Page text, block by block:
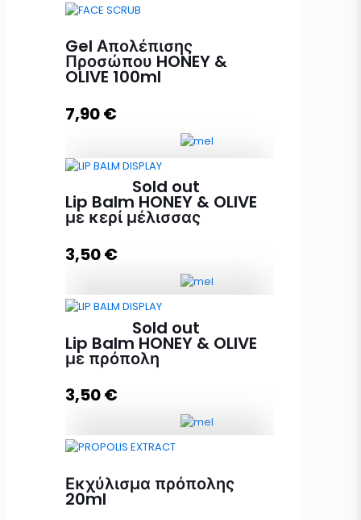
50ml για Κανονικές & Ξηρές
Επιδερμίδες ποσότητα
Προσθήκη στο καλάθι
Gel Απολέπισης
Προσώπου HONEY &
OLIVE 100ml
7,90€
Gel Απολέπισης Προσώπου HONEY
& OLIVE 100ml ποσότητα
Προσθήκη στο καλάθι
Sold out
Lip Balm HONEY & OLIVE
με κερί μέλισσας
3,50€
Lip Balm HONEY & OLIVE με κερί
μέλισσας ποσότητα
Διαβάστε περισσότερα
Sold out
Lip Balm HONEY & OLIVE
με πρόπολη
3,50€
πρόπολη ποσότητα
Εκχύλισμα πρόπολης
20ml